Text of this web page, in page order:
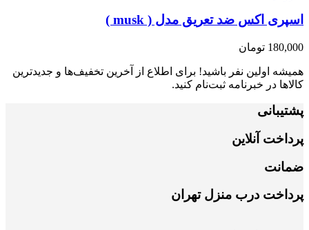
اسپری اکس ضد تعریق مدل ( musk )
180,000 تومان
همیشه اولین نفر باشید! برای اطلاع از آخرین تخفیف‌ها و جدیدترین
کالاها در خبرنامه ثبت‌نام کنید.
پشتیبانی
پرداخت آنلاین
ضمانت
پرداخت درب منزل تهران